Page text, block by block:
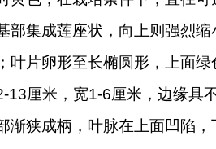
部集成莲座状，向上则强烈
叶片卵形至长椭圆形，上面
13厘米，宽1-6厘米，边缘具
渐狭成柄，叶脉在上面凹陷